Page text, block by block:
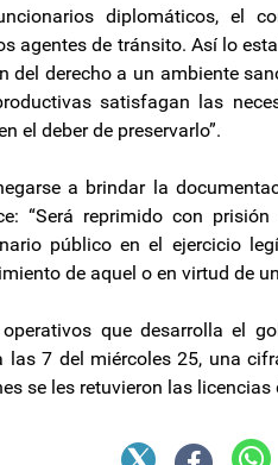
diplomáticos, el
agentes de tránsito. Así lo
del derecho a un ambiente
satisfagan las
el deber de preservarlo”.
a brindar la
“Será reprimido con
público en el ejercicio
de aquel o en virtud de
que desarrolla el
las 7 del miércoles 25, una
se les retuvieron las